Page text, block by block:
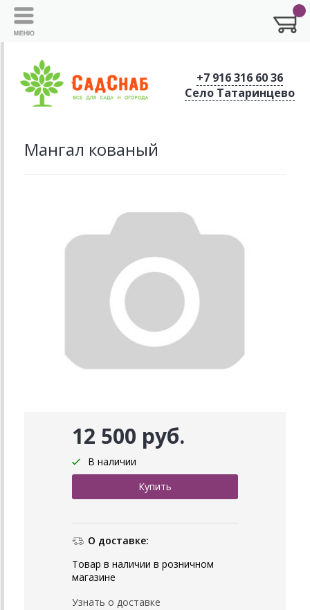
+7 916 316 60 36
Село Татаринцево
Мангал кованый
12 500 руб.
В наличии
О доставке:
Товар в наличии в розничном
магазине
Узнать о доставке